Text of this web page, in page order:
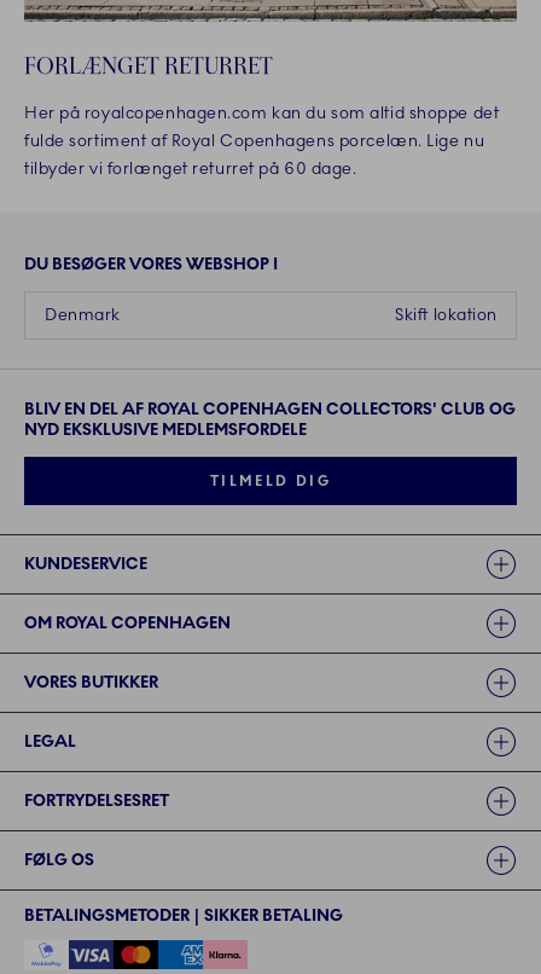
FORLÆNGET RETURRET
Her på royalcopenhagen.com kan du som altid shoppe det
fulde sortiment af Royal Copenhagens porcelæn. Lige nu
tilbyder vi forlænget returret på 60 dage.
DU BESØGER VORES WEBSHOP I
Skift lokation
Denmark
BLIV EN DEL AF ROYAL COPENHAGEN COLLECTORS' CLUB OG
NYD EKSKLUSIVE MEDLEMSFORDELE
TILMELD DIG
KUNDESERVICE
OM ROYAL COPENHAGEN
VORES BUTIKKER
LEGAL
FORTRYDELSESRET
FØLG OS
BETALINGSMETODER | SIKKER BETALING